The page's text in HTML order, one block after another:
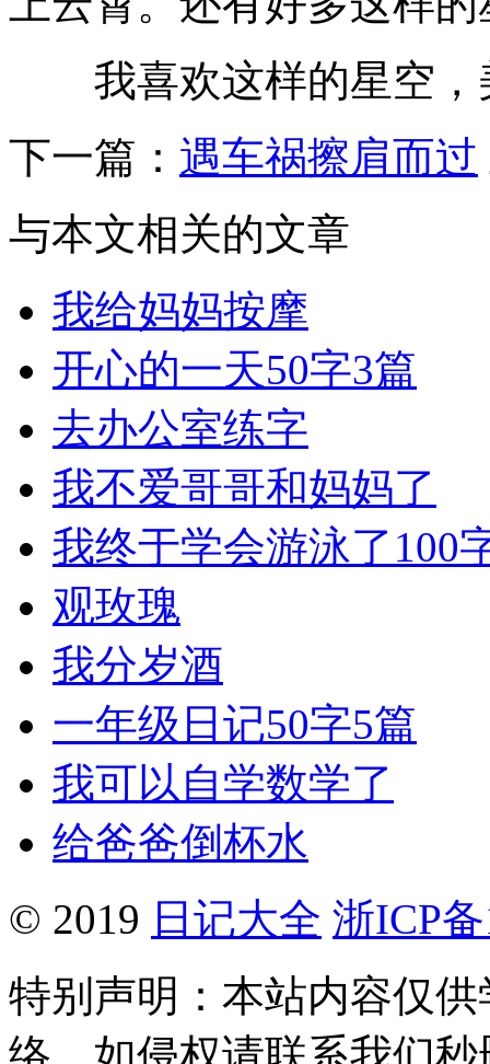
我喜欢这样的星空，
下一篇： 遇车祸擦肩而过
与本文相关的文章
我给妈妈按摩
开心的一天50字3篇
去办公室练字
我不爱哥哥和妈妈了
我终于学会游泳了100
观玫瑰
我分岁酒
一年级日记50字5篇
我可以自学数学了
给爸爸倒杯水
© 2019 日记大全 浙ICP
特别声明：本站内容仅